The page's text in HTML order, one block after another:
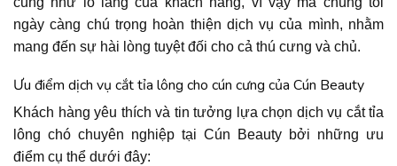
ngày càng chú trọng hoàn thiện dịch vụ của mình, nhằm
mang đến sự hài lòng tuyệt đối cho cả thú cưng và chủ.
Ưu điểm dịch vụ cắt tỉa lông cho cún cưng của Cún Beauty
Khách hàng yêu thích và tin tưởng lựa chọn dịch vụ cắt tỉa
lông chó chuyên nghiệp tại Cún Beauty bởi những ưu
điểm cụ thể dưới đây: